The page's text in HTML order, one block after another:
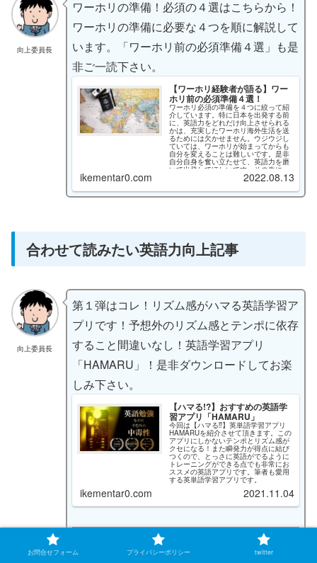
向上委員長
ワーホリの準備！必須の４選はこちらから！
ワーホリの準備に必要な４つを順に解説して
います。「ワーホリ前の必須準備４選」も是
非ご一読下さい。
【ワーホリ経験者が語る】ワー
ホリ前の必須準備４選！
ワーホリ必須の準備を４つに絞って紹
介しています。特に日本を出発する前
に、英語力をどれだけ向上させられる
かは、充実したワーホリ海外生活を送
るためには欠かせません。ウジウジし
ていては、ワーホリが始まってからも
自分を変えることは難しいです。是非
自分自身を奮い立たせて、英語力を磨
いて出発してほしいです。その先に
は、必ず素敵な国際交流や出会いが待
っています！ご一読頂いた皆様のワー
ホリが成功することを祈っています！
ikementar0.com 2022.08.13
合わせて読みたい英語力向上記事
向上委員長
第１弾はコレ！リズム感がハマる英語学習ア
プリです！予想外のリズム感とテンポに依存
すること間違いなし！英語学習アプリ
「HAMARU」！是非ダウンロードしてお楽
しみ下さい。
【ハマる!?】おすすめの英語学
習アプリ「HAMARU」
今回は【ハマる⁉︎】英単語学習アプリ
HAMARUを紹介させて頂きます。この
アプリにしかないテンポとリズム感が
クセになる！また瞬発力が得点に結び
つくので、とっさに英語がでるように
トレーニングができる点でも非常にお
ススメの英語アプリです。筆者も愛用
する英単語学習アプリです。
ikementar0.com 2021.11.04
英語 英単語ゲームHAMARU
勉強クイズアプリ
お問合せフォーム プライバシーポリシー twitter